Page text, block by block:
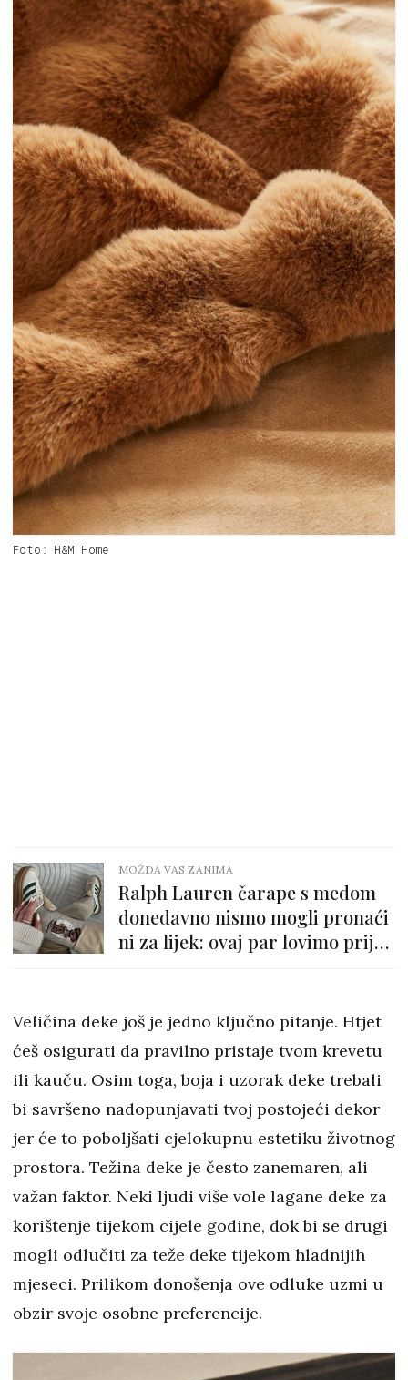
Foto: H&M Home
MOŽDA VAS ZANIMA
Ralph Lauren čarape s medom
donedavno nismo mogli pronaći
ni za lijek: ovaj par lovimo prije
Veličina deke još je jedno ključno pitanje. Htjet
ćeš osigurati da pravilno pristaje tvom krevetu
ili kauču. Osim toga, boja i uzorak deke trebali
bi savršeno nadopunjavati tvoj postojeći dekor
jer će to poboljšati cjelokupnu estetiku životnog
prostora. Težina deke je često zanemaren, ali
važan faktor. Neki ljudi više vole lagane deke za
korištenje tijekom cijele godine, dok bi se drugi
mogli odlučiti za teže deke tijekom hladnijih
mjeseci. Prilikom donošenja ove odluke uzmi u
obzir svoje osobne preferencije.